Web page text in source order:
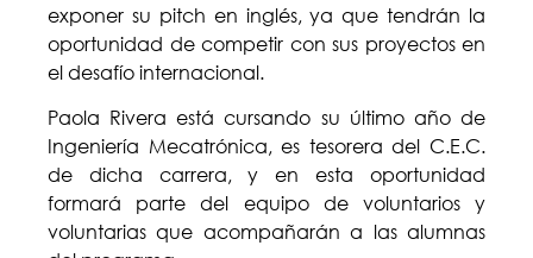
exponer su pitch en inglés, ya que tendrán la
oportunidad de competir con sus proyectos en
el desafío internacional.
Paola Rivera está cursando su último año de
Ingeniería Mecatrónica, es tesorera del C.E.C.
de dicha carrera, y en esta oportunidad
formará parte del equipo de voluntarios y
voluntarias que acompañarán a las alumnas